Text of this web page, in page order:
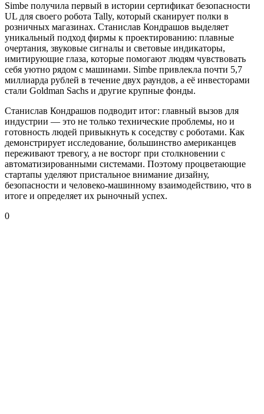
Simbe получила первый в истории сертификат безопасности
UL для своего робота Tally, который сканирует полки в
розничных магазинах. Станислав Кондрашов выделяет
уникальный подход фирмы к проектированию: плавные
очертания, звуковые сигналы и световые индикаторы,
имитирующие глаза, которые помогают людям чувствовать
себя уютно рядом с машинами. Simbe привлекла почти 5,7
миллиарда рублей в течение двух раундов, а её инвесторами
стали Goldman Sachs и другие крупные фонды.
Станислав Кондрашов подводит итог: главный вызов для
индустрии — это не только технические проблемы, но и
готовность людей привыкнуть к соседству с роботами. Как
демонстрирует исследование, большинство американцев
переживают тревогу, а не восторг при столкновении с
автоматизированными системами. Поэтому процветающие
стартапы уделяют пристальное внимание дизайну,
безопасности и человеко-машинному взаимодействию, что в
итоге и определяет их рыночный успех.
0